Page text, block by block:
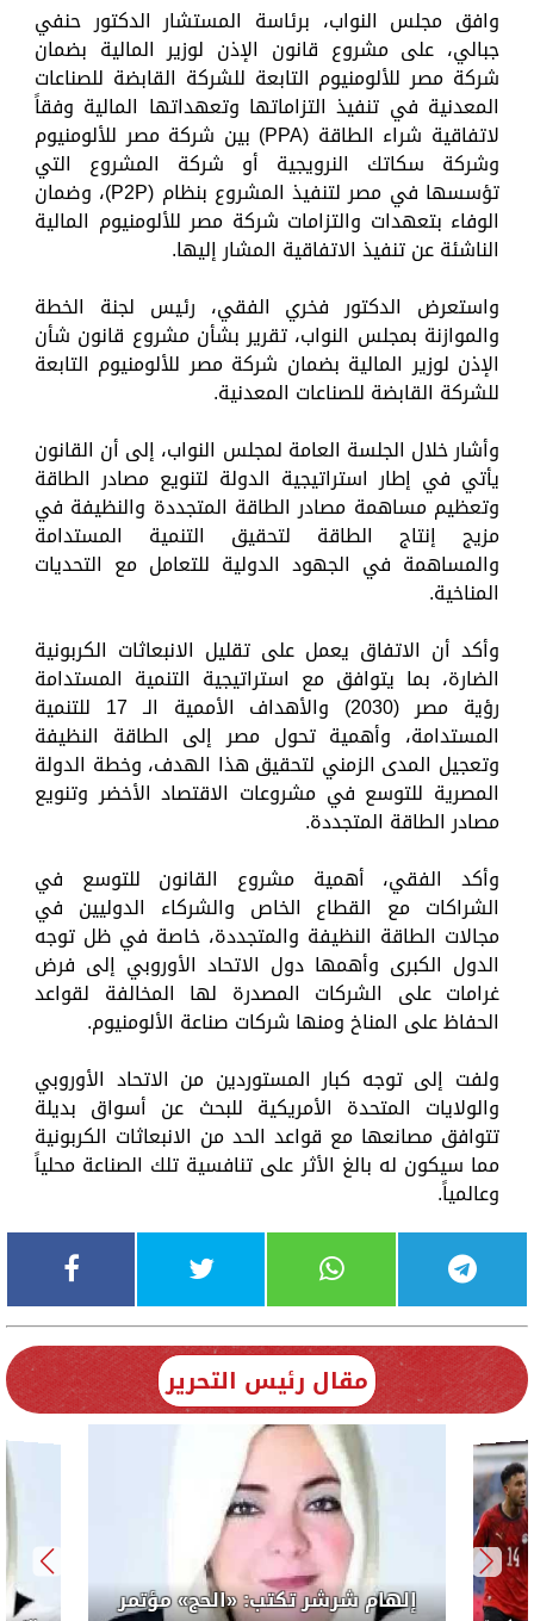
وافق مجلس النواب، برئاسة المستشار الدكتور حنفي
جبالي، على مشروع قانون الإذن لوزير المالية بضمان
شركة مصر للألومنيوم التابعة للشركة القابضة للصناعات
المعدنية في تنفيذ التزاماتها وتعهداتها المالية وفقاً
لاتفاقية شراء الطاقة (PPA) بين شركة مصر للألومنيوم
وشركة سكاتك النرويجية أو شركة المشروع التي
تؤسسها في مصر لتنفيذ المشروع بنظام (P2P)، وضمان
الوفاء بتعهدات والتزامات شركة مصر للألومنيوم المالية
الناشئة عن تنفيذ الاتفاقية المشار إليها.
واستعرض الدكتور فخري الفقي، رئيس لجنة الخطة
والموازنة بمجلس النواب، تقرير بشأن مشروع قانون شأن
الإذن لوزير المالية بضمان شركة مصر للألومنيوم التابعة
للشركة القابضة للصناعات المعدنية.
وأشار خلال الجلسة العامة لمجلس النواب، إلى أن القانون
يأتي في إطار استراتيجية الدولة لتنويع مصادر الطاقة
وتعظيم مساهمة مصادر الطاقة المتجددة والنظيفة في
مزيج إنتاج الطاقة لتحقيق التنمية المستدامة
والمساهمة في الجهود الدولية للتعامل مع التحديات
المناخية.
وأكد أن الاتفاق يعمل على تقليل الانبعاثات الكربونية
الضارة، بما يتوافق مع استراتيجية التنمية المستدامة
رؤية مصر (2030) والأهداف الأممية الـ 17 للتنمية
المستدامة، وأهمية تحول مصر إلى الطاقة النظيفة
وتعجيل المدى الزمني لتحقيق هذا الهدف، وخطة الدولة
المصرية للتوسع في مشروعات الاقتصاد الأخضر وتنويع
مصادر الطاقة المتجددة.
وأكد الفقي، أهمية مشروع القانون للتوسع في
الشراكات مع القطاع الخاص والشركاء الدوليين في
مجالات الطاقة النظيفة والمتجددة، خاصة في ظل توجه
الدول الكبرى وأهمها دول الاتحاد الأوروبي إلى فرض
غرامات على الشركات المصدرة لها المخالفة لقواعد
الحفاظ على المناخ ومنها شركات صناعة الألومنيوم.
ولفت إلى توجه كبار المستوردين من الاتحاد الأوروبي
والولايات المتحدة الأمريكية للبحث عن أسواق بديلة
تتوافق مصانعها مع قواعد الحد من الانبعاثات الكربونية
مما سيكون له بالغ الأثر على تنافسية تلك الصناعة محلياً
وعالمياً.
مقال رئيس التحرير
إلهام شرشر تكتب: «الحج» مؤتمر